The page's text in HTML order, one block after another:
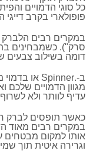
כל סוגי הדמויים
פופולארי בקרב דייגי
במקרים רבים הלברק
סרק"). כשמבחינים
דומה בשילוב צבעים
מגוון הדמויים שלכם
עדיף לוותר ולא לשרוף
כאשר תופסים לברק
במקרים רבים מאוד
אותו למקום מבטחים
וגרירה איטית תוך